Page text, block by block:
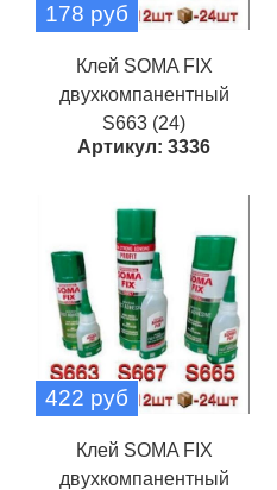
178 руб
Клей SOMA FIX
двухкомпанентный
S663 (24)
Артикул: 3336
422 руб
Клей SOMA FIX
двухкомпанентный